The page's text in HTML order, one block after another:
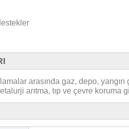
arasında gaz, depo,
arıtma, tıp ve çevre koruma